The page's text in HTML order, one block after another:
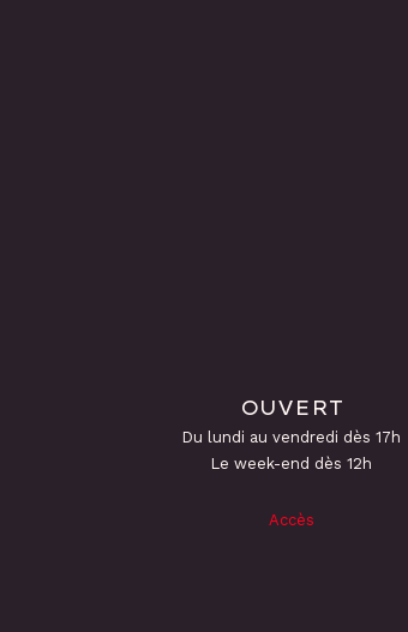
OUVERT
Du lundi au vendredi dès 17h
Le week-end dès 12h
Accès